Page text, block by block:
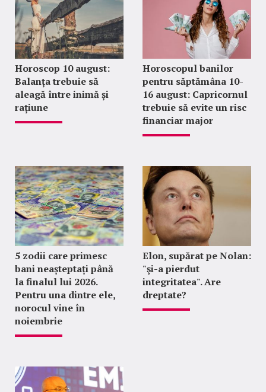
Horoscop 10 august:
Balanța trebuie să
aleagă între inimă și
rațiune
Horoscopul banilor
pentru săptămâna 10-
16 august: Capricornul
trebuie să evite un risc
financiar major
5 zodii care primesc
bani neașteptați până
la finalul lui 2026.
Pentru una dintre ele,
norocul vine în
noiembrie
Elon, supărat pe Nolan:
"şi-a pierdut
integritatea". Are
dreptate?